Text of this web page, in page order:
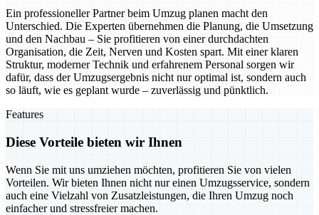
Ein professioneller Partner beim Umzug planen macht den
Unterschied. Die Experten übernehmen die Planung, die Umsetzung
und den Nachbau – Sie profitieren von einer durchdachten
Organisation, die Zeit, Nerven und Kosten spart. Mit einer klaren
Struktur, moderner Technik und erfahrenem Personal sorgen wir
dafür, dass der Umzugsergebnis nicht nur optimal ist, sondern auch
so läuft, wie es geplant wurde – zuverlässig und pünktlich.
Features
Diese Vorteile bieten wir Ihnen
Wenn Sie mit uns umziehen möchten, profitieren Sie von vielen
Vorteilen. Wir bieten Ihnen nicht nur einen Umzugsservice, sondern
auch eine Vielzahl von Zusatzleistungen, die Ihren Umzug noch
einfacher und stressfreier machen.